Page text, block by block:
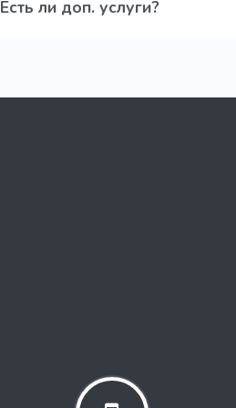
за 5-10 минут.
Есть ли доп. услуги?